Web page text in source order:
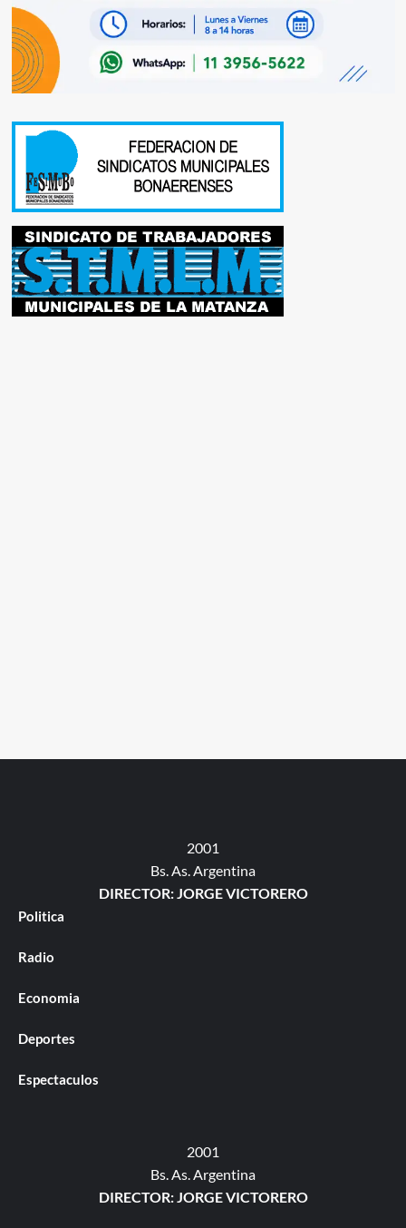
2001
Bs. As. Argentina
DIRECTOR: JORGE VICTORERO
Politica
Radio
Economia
Deportes
Espectaculos
2001
Bs. As. Argentina
DIRECTOR: JORGE VICTORERO